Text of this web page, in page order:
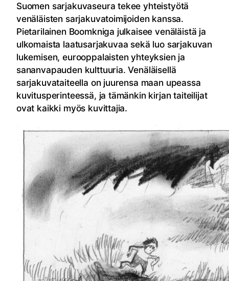
Suomen sarjakuvaseura tekee yhteistyötä
venäläisten sarjakuvatoimijoiden kanssa.
Pietarilainen Boomkniga julkaisee venäläistä ja
ulkomaista laatusarjakuvaa sekä luo sarjakuvan
lukemisen, eurooppalaisten yhteyksien ja
sananvapauden kulttuuria. Venäläisellä
sarjakuvataiteella on juurensa maan upeassa
kuvitusperinteessä, ja tämänkin kirjan taiteilijat
ovat kaikki myös kuvittajia.